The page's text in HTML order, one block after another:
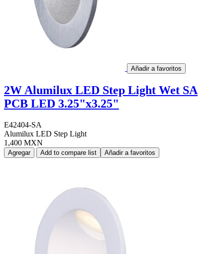
Añadir a favoritos
2W Alumilux LED Step Light Wet SA
PCB LED 3.25"x3.25"
E42404-SA
Alumilux LED Step Light
1,400 MXN
Agregar Add to compare list Añadir a favoritos